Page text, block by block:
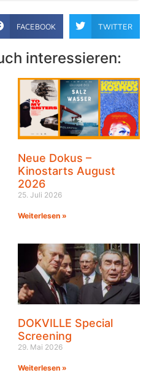
FACEBOOK TWITTER
interessieren:
Neue Dokus –
Kinostarts August
2026
25. Juli 2026
Weiterlesen »
DOKVILLE Special
Screening
29. Mai 2026
Weiterlesen »